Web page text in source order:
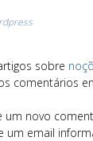
sobre
comentários
um novo
um email